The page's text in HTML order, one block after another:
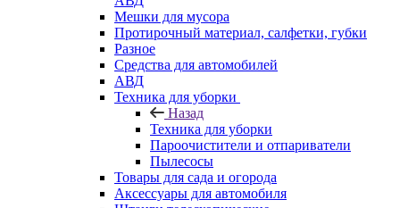
Мешки для мусора
Протирочный материал, салфетки, губки
Разное
Средства для автомобилей
АВД
Техника для уборки
Назад
Техника для уборки
Пароочистители и отпариватели
Пылесосы
Товары для сада и огорода
Аксессуары для автомобиля